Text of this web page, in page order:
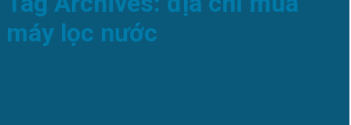
máy lọc nước